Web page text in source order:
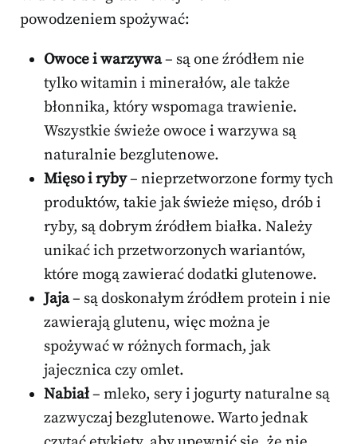
powodzeniem spożywać:
Owoce i warzywa– są one źródłem nie
tylko witamin i minerałów, ale także
błonnika, który wspomaga trawienie.
Wszystkie świeże owoce i warzywa są
naturalnie bezglutenowe.
Mięso i ryby– nieprzetworzone formy tych
produktów, takie jak świeże mięso, drób i
ryby, są dobrym źródłem białka. Należy
unikać ich przetworzonych wariantów,
które mogą zawierać dodatki glutenowe.
Jaja– są doskonałym źródłem protein i nie
zawierają glutenu, więc można je
spożywać w różnych formach, jak
jajecznica czy omlet.
Nabiał– mleko, sery i jogurty naturalne są
zazwyczaj bezglutenowe. Warto jednak